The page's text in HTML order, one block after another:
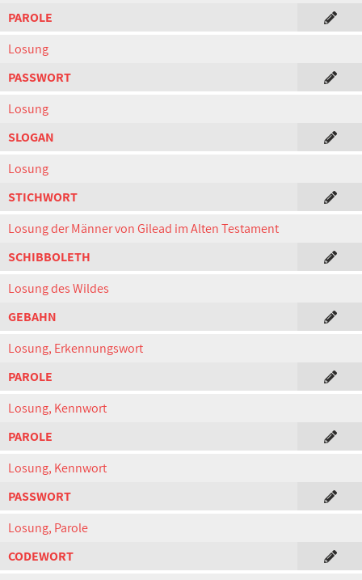
PAROLE
Losung
PASSWORT
Losung
SLOGAN
Losung
STICHWORT
Losung der Männer von Gilead im Alten Testament
SCHIBBOLETH
Losung des Wildes
GEBAHN
Losung, Erkennungswort
PAROLE
Losung, Kennwort
PAROLE
Losung, Kennwort
PASSWORT
Losung, Parole
CODEWORT